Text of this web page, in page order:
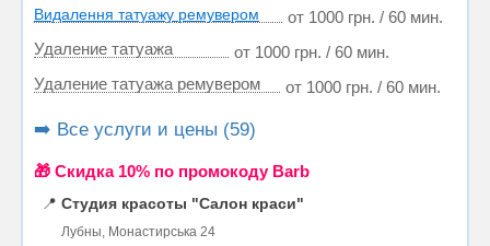
Видалення татуажу ремувером
от 1000 грн. / 60 мин.
Удаление татуажа
от 1000 грн. / 60 мин.
Удаление татуажа ремувером
от 1000 грн. / 60 мин.
➡️ Все услуги и цены (59)
🎁 Cкидка 10% по промокоду Barb
📍 Студия красоты "Салон краси"
Лубны, Монастирська 24